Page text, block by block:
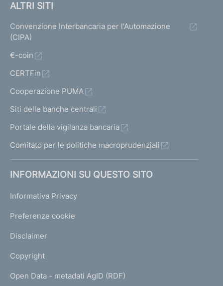
ALTRI SITI
Convenzione Interbancaria per l'Automazione
(CIPA)
€-coin
CERTFin
Cooperazione PUMA
Siti delle banche centrali
Portale della vigilanza bancaria
Comitato per le politiche macroprudenziali
INFORMAZIONI SU QUESTO SITO
Informativa Privacy
Preferenze cookie
Disclaimer
Copyright
Open Data - metadati AgID (RDF)